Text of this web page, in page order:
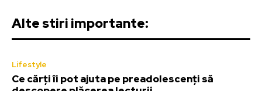
Alte stiri importante:
Lifestyle
Ce cărți îi pot ajuta pe preadolescenți să